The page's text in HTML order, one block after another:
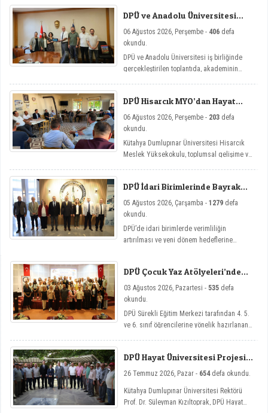
DPÜ ve Anadolu Üniversitesi
Toplantısı
06 Ağustos 2026, Perşembe - 406 defa
okundu.
DPÜ ve Anadolu Üniversitesi iş birliğinde
gerçekleştirilen toplantıda, akademinin
DPÜ Hisarcık MYO’dan Hayat
06 Ağustos 2026, Perşembe - 203 defa
okundu.
Kütahya Dumlupınar Üniversitesi Hisarcık
Meslek Yüksekokulu, toplumsal gelişime ve
Sohbetler etkinlik serisi kapsamında dört
önemli söyleşiye imza attı.
DPÜ İdari Birimlerinde Bayrak
05 Ağustos 2026, Çarşamba - 1279 defa
okundu.
DPÜ’de idari birimlerde verimliliğin
artırılması ve yeni dönem hedeflerine
DPÜ Çocuk Yaz Atölyeleri’nde
03 Ağustos 2026, Pazartesi - 535 defa
okundu.
DPÜ Sürekli Eğitim Merkezi tarafından 4. 5.
ve 6. sınıf öğrencilerine yönelik hazırlanan
değerlendirmelerini amaçlayan DPÜ Çocuk
Yaz Atölyeleri programı, düzenlenen açılış
DPÜ Hayat Üniversitesi Projesi
26 Temmuz 2026, Pazar - 654defa okundu.
Kütahya Dumlupınar Üniversitesi Rektörü
Prof. Dr. Süleyman Kızıltoprak, DPÜ Hayat